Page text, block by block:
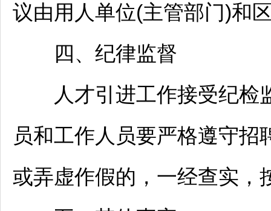
议由用人单位(主管部门)和
四、纪律监督
人才引进工作接受纪检
员和工作人员要严格遵守招
或弄虚作假的，一经查实，